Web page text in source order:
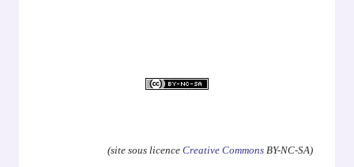
(site sous licence Creative CommonsBY-NC-SA)